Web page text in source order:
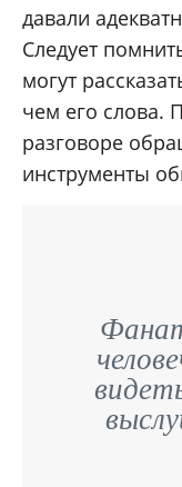
давали
Следует
могут
чем его слова.
разговоре
инструменты